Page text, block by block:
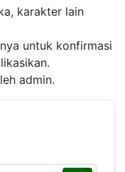
karakter lain
untuk konfirmasi
admin.